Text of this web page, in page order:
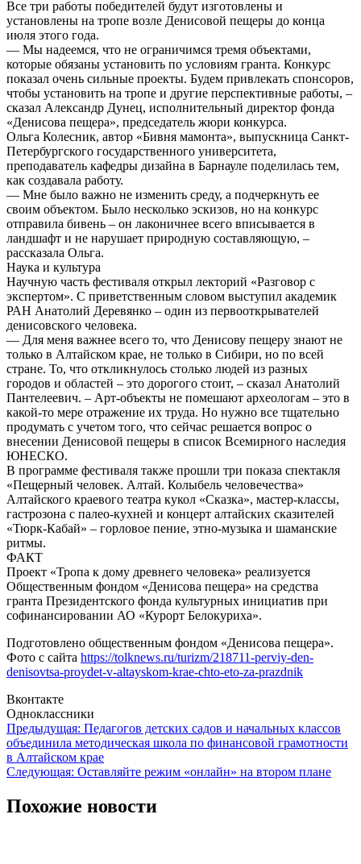
Все три работы победителей будут изготовлены и
установлены на тропе возле Денисовой пещеры до конца
июля этого года.
–– Мы надеемся, что не ограничимся тремя объектами,
которые обязаны установить по условиям гранта. Конкурс
показал очень сильные проекты. Будем привлекать спонсоров,
чтобы установить на тропе и другие перспективные работы, –
сказал Александр Дунец, исполнительный директор фонда
«Денисова пещера», председатель жюри конкурса.
Ольга Колесник, автор «Бивня мамонта», выпускница Санкт-
Петербургского государственного университета,
преподаватель кафедры дизайна в Барнауле поделилась тем,
как создавала работу.
–– Мне было важно не изменить среду, а подчеркнуть ее
своим объектом. Было несколько эскизов, но на конкурс
отправила бивень – он лаконичнее всего вписывается в
ландшафт и не нарушает природную составляющую, –
рассказала Ольга.
Наука и культура
Научную часть фестиваля открыл лекторий «Разговор с
экспертом». С приветственным словом выступил академик
РАН Анатолий Деревянко – один из первооткрывателей
денисовского человека.
–– Для меня важнее всего то, что Денисову пещеру знают не
только в Алтайском крае, не только в Сибири, но по всей
стране. То, что откликнулось столько людей из разных
городов и областей – это дорогого стоит, – сказал Анатолий
Пантелеевич. – Арт-объекты не помешают археологам – это в
какой-то мере отражение их труда. Но нужно все тщательно
продумать с учетом того, что сейчас решается вопрос о
внесении Денисовой пещеры в список Всемирного наследия
ЮНЕСКО.
В программе фестиваля также прошли три показа спектакля
«Пещерный человек. Алтай. Колыбель человечества»
Алтайского краевого театра кукол «Сказка», мастер-классы,
гастрозона с палео-кухней и концерт алтайских сказителей
«Тюрк-Кабай» – горловое пение, этно-музыка и шаманские
ритмы.
ФАКТ
Проект «Тропа к дому древнего человека» реализуется
Общественным фондом «Денисова пещера» на средства
гранта Президентского фонда культурных инициатив при
софинансировании АО «Курорт Белокуриха».
Подготовлено общественным фондом «Денисова пещера».
Фото с сайта https://tolknews.ru/turizm/218711-perviy-den-
denisovtsa-proydet-v-altayskom-krae-chto-eto-za-prazdnik
Вконтакте
Одноклассники
Навигация
по
записям
Предыдущая: Педагогов детских садов и начальных классов
объединила методическая школа по финансовой грамотности
в Алтайском крае
Следующая: Оставляйте режим «онлайн» на втором плане
Похожие новости